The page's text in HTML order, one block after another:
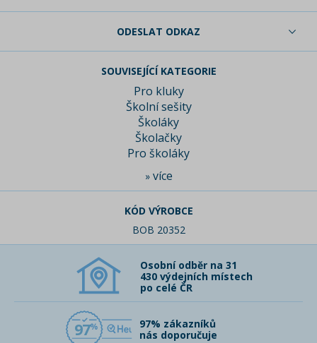
ODESLAT ODKAZ
SOUVISEJÍCÍ KATEGORIE
Pro kluky
Školní sešity
Školáky
Školačky
Pro školáky
» více
KÓD VÝROBCE
BOB 20352
Osobní odběr na 31
430 výdejních místech
po celé ČR
97
97% zákazníků
nás doporučuje